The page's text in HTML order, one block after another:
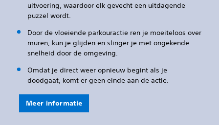
uitvoering, waardoor elk gevecht een uitdagende
puzzel wordt.
Door de vloeiende parkouractie ren je moeiteloos over
muren, kun je glijden en slinger je met ongekende
snelheid door de omgeving.
Omdat je direct weer opnieuw begint als je
doodgaat, komt er geen einde aan de actie.
Meer informatie